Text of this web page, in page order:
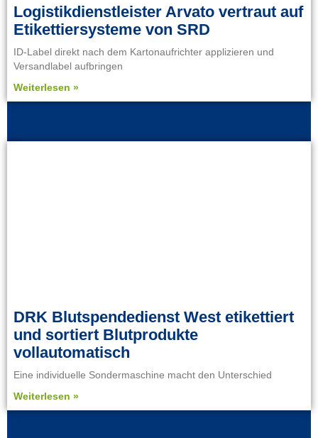
Logistikdienstleister Arvato vertraut auf
Etikettiersysteme von SRD
ID-Label direkt nach dem Kartonaufrichter applizieren und
Versandlabel aufbringen
Weiterlesen »
DRK Blutspendedienst West etikettiert
und sortiert Blutprodukte
vollautomatisch
Eine individuelle Sondermaschine macht den Unterschied
Weiterlesen »